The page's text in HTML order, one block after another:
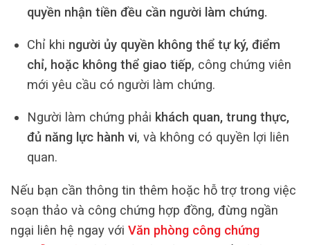
quyền nhận tiền đều cần người làm chứng.
Chỉ khi người ủy quyền không thể tự ký, điểm
chỉ, hoặc không thể giao tiếp, công chứng viên
mới yêu cầu có người làm chứng.
Người làm chứng phải khách quan, trung thực,
đủ năng lực hành vi, và không có quyền lợi liên
quan.
Nếu bạn cần thông tin thêm hoặc hỗ trợ trong việc
soạn thảo và công chứng hợp đồng, đừng ngần
ngại liên hệ ngay với Văn phòng công chứng